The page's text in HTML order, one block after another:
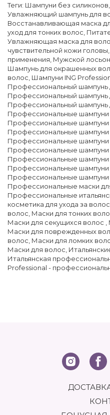
Теги: Шампуни без силиконов
Увлажняющий шампунь для
Восстанавливающая маска
уход для тонких волос
Увлажняющая маска для
чувствительной кожи головы
применения Мужской
Шампунь для окрашенных
волос Шампуни ING
Профессиональный шампунь
Профессиональный шампунь
Профессиональный шампунь
Профессиональные шампуни
Профессиональные шампуни
Профессиональные шампуни
Профессиональные шампуни
Профессиональные
Профессиональные шампуни
Профессиональные шампуни
Профессиональные шампуни
Профессиональные маски
Профессиональные
косметика для ухода за
волос Маски для тонких
Маски для секущихся волос
Маски для поврежденных
волос Маски для ломких
Маски для волос
Итальянская
Professional -